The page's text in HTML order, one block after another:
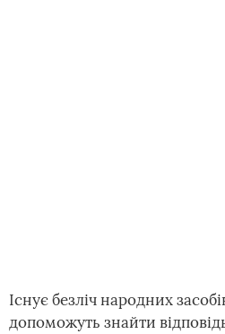
Існує безліч народних
допоможуть знайти